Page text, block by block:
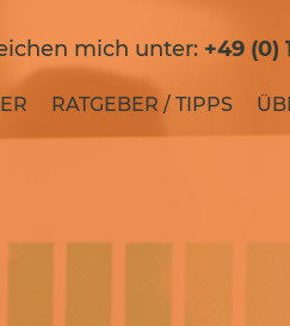
RATGEBER / TIPPS
mich unter: +49 (0)